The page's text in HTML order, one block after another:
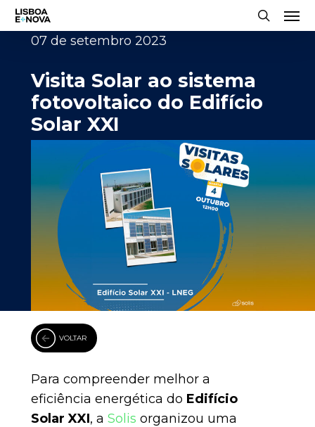
Skip
to
main
content
search
07 de setembro 2023
Visita Solar ao sistema
fotovoltaico do Edifício
Solar XXI
VOLTAR
Para compreender melhor a
eficiência energética do Edifício
Solar XXI, a Solis organizou uma